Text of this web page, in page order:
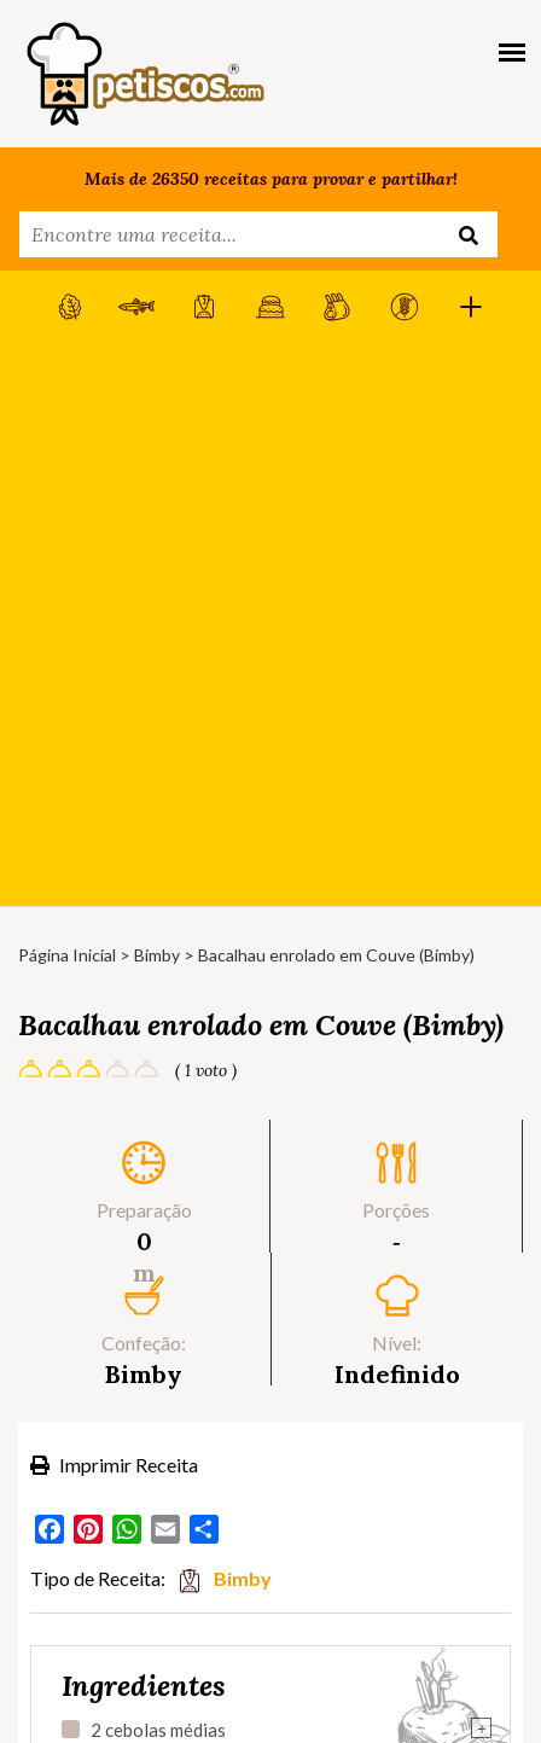
Mais de 26350 receitas para provar e partilhar!
Página Inicial > Bimby > Bacalhau enrolado em Couve (Bimby)
Bacalhau enrolado em Couve (Bimby)
( 1 voto )
Preparação
0
m
Porções
‐
Confeção:
Bimby
Nível:
Indefinido
Imprimir Receita
FacebookPinterestWhatsApp
Email
Tipo de Receita: Bimby
Ingredientes
+
2 cebolas médias